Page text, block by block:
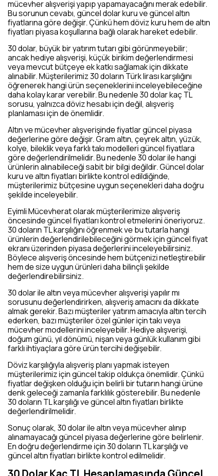
mücevher alışverişi yapıp yapamayacağını merak edebilir.
Bu sorunun cevabı, güncel dolar kuru ve güncel altın
fiyatlarına göre değişir. Çünkü hem döviz kuru hem de altın
fiyatları piyasa koşullarına bağlı olarak hareket edebilir.
30 dolar, büyük bir yatırım tutarı gibi görünmeyebilir;
ancak hediye alışverişi, küçük birikim değerlendirmesi
veya mevcut bütçeye ek katkı sağlamak için dikkate
alınabilir. Müşterilerimiz 30 doların Türk lirası karşılığını
öğrenerek hangi ürün seçeneklerini inceleyebileceğine
daha kolay karar verebilir. Bu nedenle 30 dolar kaç TL
sorusu, yalnızca döviz hesabı için değil, alışveriş
planlaması için de önemlidir.
Altın ve mücevher alışverişinde fiyatlar güncel piyasa
değerlerine göre değişir. Gram altın, çeyrek altın, yüzük,
kolye, bileklik veya farklı takı modelleri güncel fiyatlara
göre değerlendirilmelidir. Bu nedenle 30 dolar ile hangi
ürünlerin alınabileceği sabit bir bilgi değildir. Güncel dolar
kuru ve altın fiyatları birlikte kontrol edildiğinde,
müşterilerimiz bütçesine uygun seçenekleri daha doğru
şekilde inceleyebilir.
Eyimli Mücevherat olarak müşterilerimize alışveriş
öncesinde güncel fiyatları kontrol etmelerini öneriyoruz.
30 doların TL karşılığını öğrenmek ve bu tutarla hangi
ürünlerin değerlendirilebileceğini görmek için güncel fiyat
ekranı üzerinden piyasa değerlerini inceleyebilirsiniz.
Böylece alışveriş öncesinde hem bütçenizi netleştirebilir
hem de size uygun ürünleri daha bilinçli şekilde
değerlendirebilirsiniz.
30 dolar ile altın veya mücevher alışverişi yapılır mı
sorusunu değerlendirirken, alışveriş amacını da dikkate
almak gerekir. Bazı müşteriler yatırım amacıyla altın tercih
ederken, bazı müşteriler özel günler için takı veya
mücevher modellerini inceleyebilir. Hediye alışverişi,
doğum günü, yıl dönümü, nişan veya günlük kullanım gibi
farklı ihtiyaçlara göre ürün tercihi değişebilir.
Döviz karşılığıyla alışveriş planı yapmak isteyen
müşterilerimiz için güncel takip oldukça önemlidir. Çünkü
fiyatlar değişken olduğu için belirli bir tutarın hangi ürüne
denk geleceği zamanla farklılık gösterebilir. Bu nedenle
30 doların TL karşılığı ve güncel altın fiyatları birlikte
değerlendirilmelidir.
Sonuç olarak, 30 dolar ile altın veya mücevher alınıp
alınamayacağı güncel piyasa değerlerine göre belirlenir.
En doğru değerlendirme için 30 doların TL karşılığı ve
güncel altın fiyatları birlikte kontrol edilmelidir.